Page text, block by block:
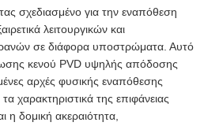
σχεδιασμένο για την εναπόθεση
λειτουργικών και
σε διάφορα υποστρώματα. Αυτό
κενού PVD υψηλής απόδοσης
αρχές φυσικής εναπόθεσης
χαρακτηριστικά της επιφάνειας
η δομική ακεραιότητα,